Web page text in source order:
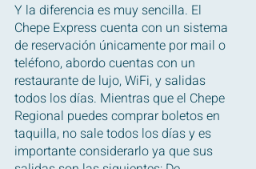
Y la diferencia es muy sencilla. El
Chepe Express cuenta con un sistema
de reservación únicamente por mail o
teléfono, abordo cuentas con un
restaurante de lujo, WiFi, y salidas
todos los días. Mientras que el Chepe
Regional puedes comprar boletos en
taquilla, no sale todos los días y es
importante considerarlo ya que sus